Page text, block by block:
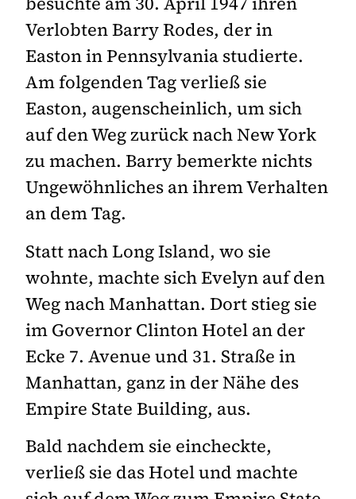
Verlobten Barry Rodes, der in
Easton in Pennsylvania studierte.
Am folgenden Tag verließ sie
Easton, augenscheinlich, um sich
auf den Weg zurück nach New York
zu machen. Barry bemerkte nichts
Ungewöhnliches an ihrem Verhalten
an dem Tag.
Statt nach Long Island, wo sie
wohnte, machte sich Evelyn auf den
Weg nach Manhattan. Dort stieg sie
im Governor Clinton Hotel an der
Ecke 7. Avenue und 31. Straße in
Manhattan, ganz in der Nähe des
Empire State Building, aus.
Bald nachdem sie eincheckte,
verließ sie das Hotel und machte